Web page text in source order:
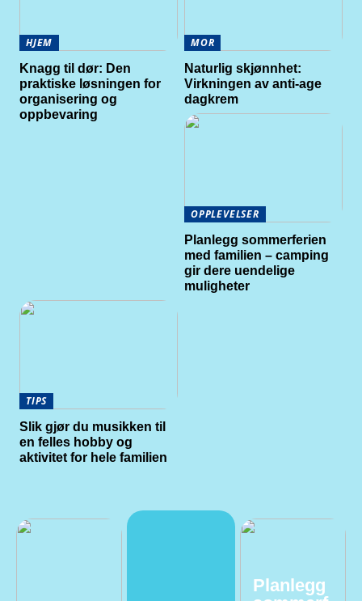
HJEM
Knagg til dør: Den
praktiske løsningen for
organisering og
oppbevaring
MOR
Naturlig skjønnhet:
Virkningen av anti-age
dagkrem
OPPLEVELSER
Planlegg sommerferien
med familien – camping
gir dere uendelige
muligheter
TIPS
Slik gjør du musikken til
en felles hobby og
aktivitet for hele familien
Planlegg